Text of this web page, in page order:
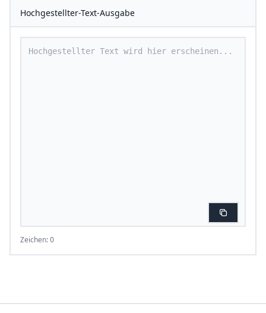
Hochgestellter-Text-Ausgabe
Zeichen: 0